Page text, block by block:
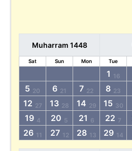
Muharram 1448
Sat Sun Mon Tue
1 16
5 20 6 21 7 22 8 23
12 27 13 28 14 29 15 30
19 4 20 5 21 6 22 7
26 11 27 12 28 13 29 14